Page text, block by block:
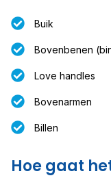
Buik
Bovenbenen
Love handles
Bovenarmen
Billen
Hoe gaat